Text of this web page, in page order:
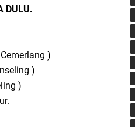
DULU.
)
)
)